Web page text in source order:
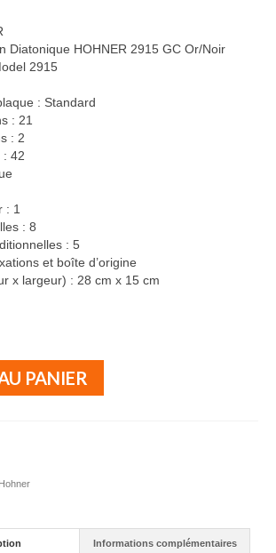
Diatonique HOHNER 2915 GC Or/Noir
2915
: Standard
: 21
: 2
: 42
: 1
: 8
: 5
et boîte d’origine
x largeur) : 28 cm x 15 cm
PANIER
Hohner
Informations complémentaires